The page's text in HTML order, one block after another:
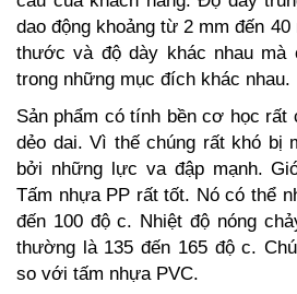
dao động khoảng từ 2 mm đến
thước và độ dày khác nhau mà
trong những mục đích khác nhau.
Sản phẩm có tính bền cơ học rất
dẻo dai. Vì thế chúng rất khó bị
bởi những lực va đập mạnh.
Tấm nhựa PP rất tốt. Nó có thể
đến 100 độ c. Nhiệt độ nóng
thường là 135 đến 165 độ c.
so với tấm nhựa PVC.